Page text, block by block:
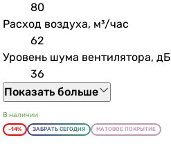
80
Расход воздуха, м³/час
62
Уровень шума вентилятора, дБ
36
Показать больше
В наличии
-14% ЗАБРАТЬ СЕГОДНЯ МАТОВОЕ ПОКРЫТИЕ